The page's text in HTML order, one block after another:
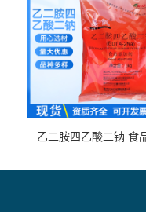
乙二胺四乙酸二钠 食